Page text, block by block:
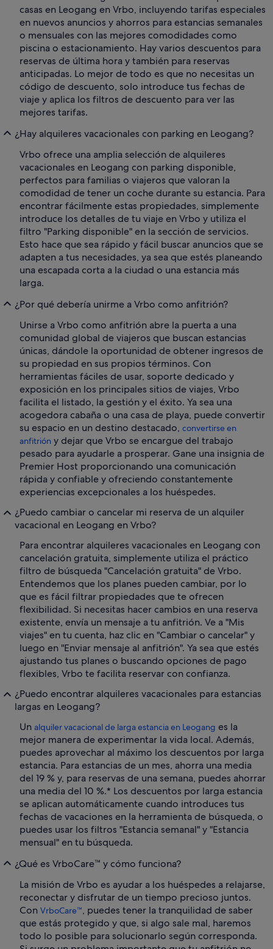
casas en Leogang en Vrbo, incluyendo tarifas especiales
en nuevos anuncios y ahorros para estancias semanales
o mensuales con las mejores comodidades como
piscina o estacionamiento. Hay varios descuentos para
reservas de última hora y también para reservas
anticipadas. Lo mejor de todo es que no necesitas un
código de descuento, solo introduce tus fechas de
viaje y aplica los filtros de descuento para ver las
mejores tarifas.
¿Hay alquileres vacacionales con parking en Leogang?
Vrbo ofrece una amplia selección de alquileres
vacacionales en Leogang con parking disponible,
perfectos para familias o viajeros que valoran la
comodidad de tener un coche durante su estancia. Para
encontrar fácilmente estas propiedades, simplemente
introduce los detalles de tu viaje en Vrbo y utiliza el
filtro "Parking disponible" en la sección de servicios.
Esto hace que sea rápido y fácil buscar anuncios que se
adapten a tus necesidades, ya sea que estés planeando
una escapada corta a la ciudad o una estancia más
larga.
¿Por qué debería unirme a Vrbo como anfitrión?
Unirse a Vrbo como anfitrión abre la puerta a una
comunidad global de viajeros que buscan estancias
únicas, dándole la oportunidad de obtener ingresos de
su propiedad en sus propios términos. Con
herramientas fáciles de usar, soporte dedicado y
exposición en los principales sitios de viajes, Vrbo
facilita el listado, la gestión y el éxito. Ya sea una
acogedora cabaña o una casa de playa, puede convertir
su espacio en un destino destacado, convertirse en
anfitrión y dejar que Vrbo se encargue del trabajo
pesado para ayudarle a prosperar. Gane una insignia de
Premier Host proporcionando una comunicación
rápida y confiable y ofreciendo constantemente
experiencias excepcionales a los huéspedes.
¿Puedo cambiar o cancelar mi reserva de un alquiler
vacacional en Leogang en Vrbo?
Para encontrar alquileres vacacionales en Leogang con
cancelación gratuita, simplemente utiliza el práctico
filtro de búsqueda "Cancelación gratuita" de Vrbo.
Entendemos que los planes pueden cambiar, por lo
que es fácil filtrar propiedades que te ofrecen
flexibilidad. Si necesitas hacer cambios en una reserva
existente, envía un mensaje a tu anfitrión. Ve a "Mis
viajes" en tu cuenta, haz clic en "Cambiar o cancelar" y
luego en "Enviar mensaje al anfitrión". Ya sea que estés
ajustando tus planes o buscando opciones de pago
flexibles, Vrbo te facilita reservar con confianza.
¿Puedo encontrar alquileres vacacionales para estancias
largas en Leogang?
Un alquiler vacacional de larga estancia en Leogang es la
mejor manera de experimentar la vida local. Además,
puedes aprovechar al máximo los descuentos por larga
estancia. Para estancias de un mes, ahorra una media
del 19 % y, para reservas de una semana, puedes ahorrar
una media del 10 %.* Los descuentos por larga estancia
se aplican automáticamente cuando introduces tus
fechas de vacaciones en la herramienta de búsqueda, o
puedes usar los filtros "Estancia semanal" y "Estancia
mensual" en tu búsqueda.
¿Qué es VrboCare™ y cómo funciona?
La misión de Vrbo es ayudar a los huéspedes a relajarse,
reconectar y disfrutar de un tiempo precioso juntos.
Con VrboCare™, puedes tener la tranquilidad de saber
que estás protegido y que, si algo sale mal, haremos
todo lo posible para solucionarlo según corresponda.